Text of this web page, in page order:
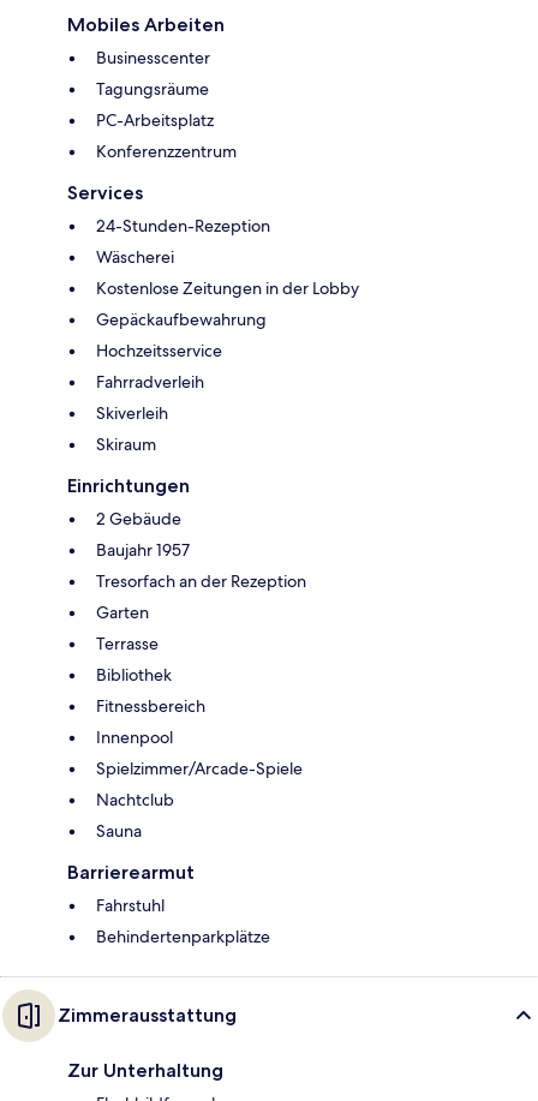
Mobiles Arbeiten
Businesscenter
Tagungsräume
PC-Arbeitsplatz
Konferenzzentrum
Services
24-Stunden-Rezeption
Wäscherei
Kostenlose Zeitungen in der Lobby
Gepäckaufbewahrung
Hochzeitsservice
Fahrradverleih
Skiverleih
Skiraum
Einrichtungen
2 Gebäude
Baujahr 1957
Tresorfach an der Rezeption
Garten
Terrasse
Bibliothek
Fitnessbereich
Innenpool
Spielzimmer/Arcade-Spiele
Nachtclub
Sauna
Barrierearmut
Fahrstuhl
Behindertenparkplätze
Zimmerausstattung
Zur Unterhaltung